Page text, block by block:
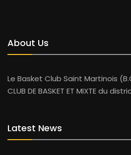
About Us
Le Basket Club Saint Martinois
CLUB DE BASKET ET MIXTE du
Latest News